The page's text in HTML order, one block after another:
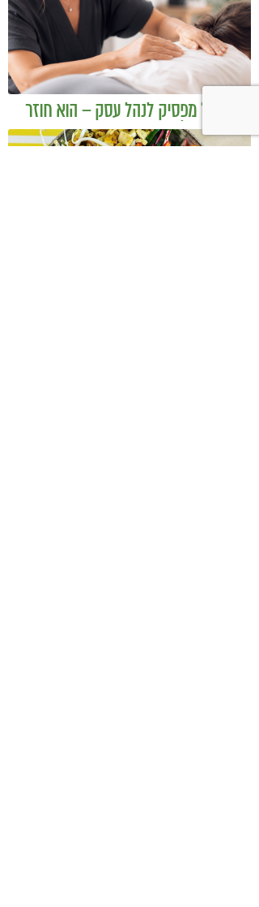
כשמטפל מפסיק לנהל עסק – הוא חוזר
להיות מטפל